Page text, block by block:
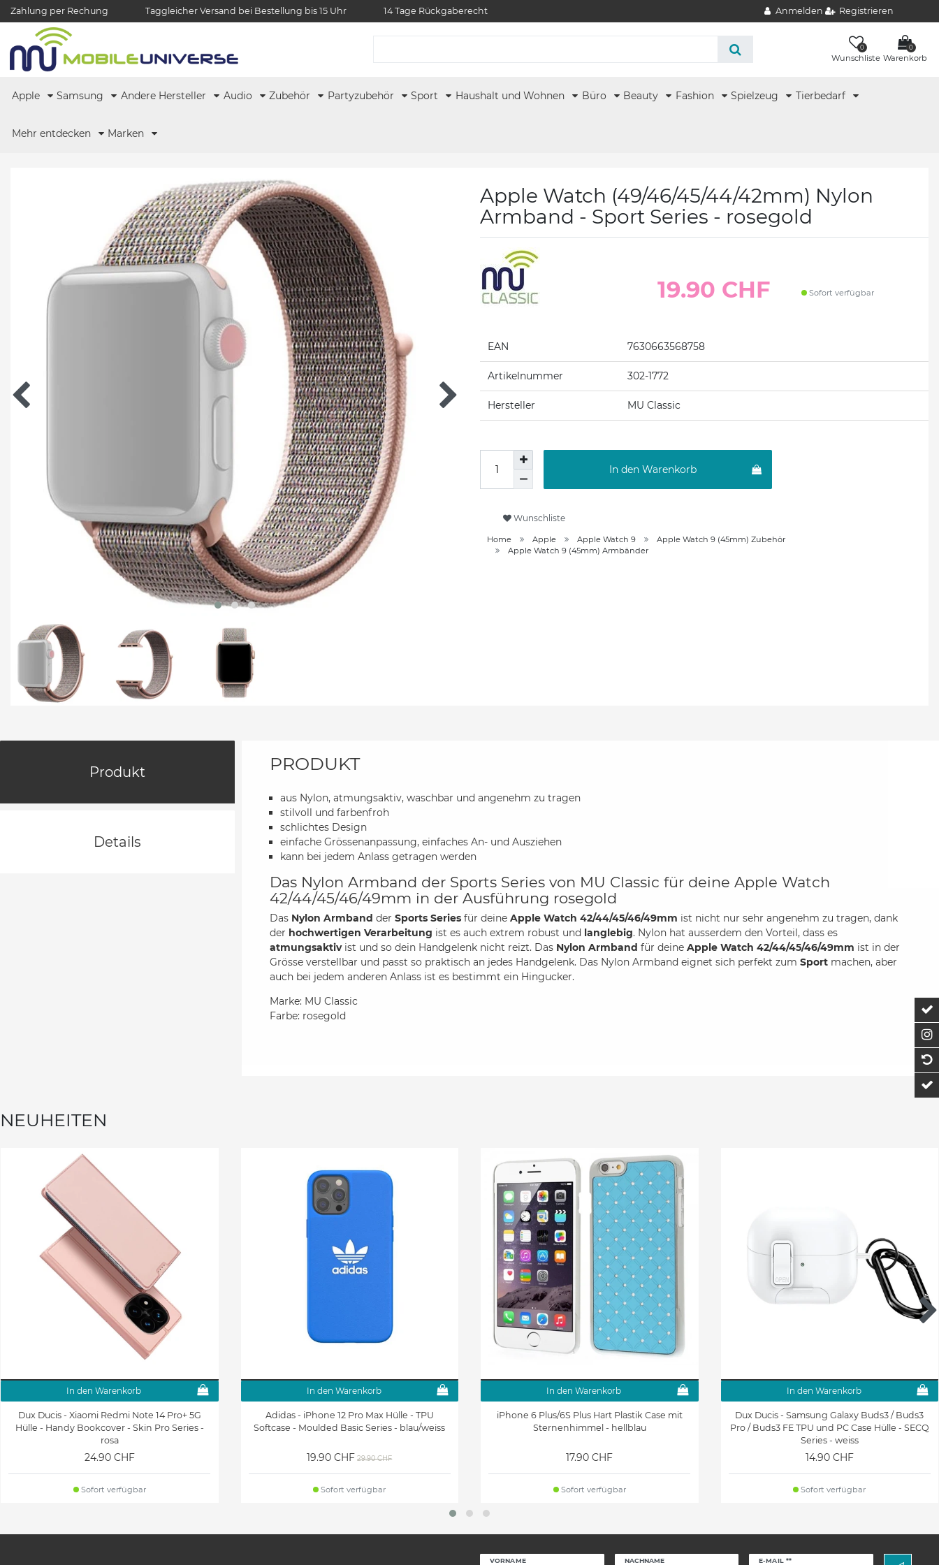
Zahlung per Rechung Taggleicher Versand bei Bestellung bis 15 Uhr 14 Tage Rückgaberecht Anmelden Registrieren
0
Wunschliste
0
Warenkorb
Apple Samsung Andere Hersteller Audio Zubehör Partyzubehör Sport Haushalt und Wohnen Büro Beauty Fashion Spielzeug Tierbedarf
Mehr entdecken Marken
Apple Watch (49/46/45/44/42mm) Nylon
Armband - Sport Series - rosegold
19.90 CHF Sofort verfügbar
EAN 7630663568758
Artikelnummer 302-1772
Hersteller MU Classic
In den Warenkorb
Wunschliste
Home Apple Apple Watch 9
Apple Watch 9 (45mm) Zubehör
Apple Watch 9 (45mm) Armbänder
Produkt
Details
PRODUKT
aus Nylon, atmungsaktiv, waschbar und angenehm zu tragen
stilvoll und farbenfroh
schlichtes Design
einfache Grössenanpassung, einfaches An- und Ausziehen
kann bei jedem Anlass getragen werden
Das Nylon Armband der Sports Series von MU Classic für deine Apple Watch
42/44/45/46/49mm in der Ausführung rosegold
Das Nylon Armband der Sports Series für deine Apple Watch 42/44/45/46/49mm ist nicht nur sehr angenehm zu tragen, dank
der hochwertigen Verarbeitung ist es auch extrem robust und langlebig. Nylon hat ausserdem den Vorteil, dass es
atmungsaktiv ist und so dein Handgelenk nicht reizt. Das Nylon Armband für deine Apple Watch 42/44/45/46/49mm ist in der
Grösse verstellbar und passt so praktisch an jedes Handgelenk. Das Nylon Armband eignet sich perfekt zum Sport machen, aber
auch bei jedem anderen Anlass ist es bestimmt ein Hingucker.
Marke: MU Classic
Farbe: rosegold
NEUHEITEN
In den Warenkorb
Dux Ducis - Xiaomi Redmi Note 14 Pro+ 5G
Hülle - Handy Bookcover - Skin Pro Series -
rosa
24.90 CHF
Sofort verfügbar
In den Warenkorb
Adidas - iPhone 12 Pro Max Hülle - TPU
Softcase - Moulded Basic Series - blau/weiss
19.90 CHF 29.90 CHF
Sofort verfügbar
In den Warenkorb
iPhone 6 Plus/6S Plus Hart Plastik Case mit
Sternenhimmel - hellblau
17.90 CHF
Sofort verfügbar
In den Warenkorb
Dux Ducis - Samsung Galaxy Buds3 / Buds3
Pro / Buds3 FE TPU und PC Case Hülle - SECQ
Series - weiss
14.90 CHF
Sofort verfügbar
VORNAME NACHNAME E-MAIL **
Newsletter